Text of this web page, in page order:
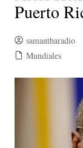
Puerto
samantharadio
Mundiales